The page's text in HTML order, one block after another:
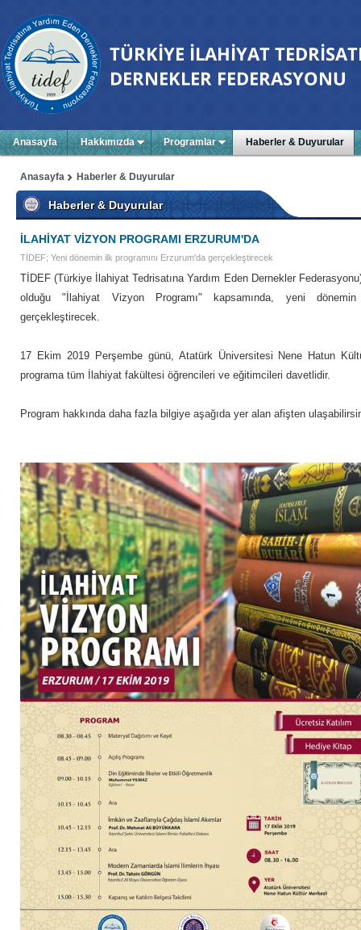
Anasayfa Hakkımızda Programlar Haberler & Duyurular
Haberler & Duyurular
Anasayfa
Haberler & Duyurular
İLAHİYAT VİZYON PROGRAMI ERZURUM'DA
TİDEF; Yeni dönemin ilk programını Erzurum'da gerçekleştirecek
TİDEF (Türkiye İlahiyat Tedrisatına Yardım Eden Dernekler
olduğu "İlahiyat Vizyon Programı" kapsamında, yeni dönemin
gerçekleştirecek.
17 Ekim 2019 Perşembe günü, Atatürk Üniversitesi Nene Hatun
programa tüm İlahiyat fakültesi öğrencileri ve eğitimcileri davetlidir.
Program hakkında daha fazla bilgiye aşağıda yer alan afişten